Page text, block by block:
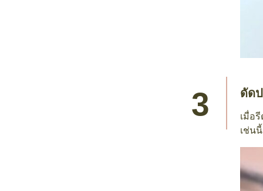
ดัด
เมื่อ
เช่น